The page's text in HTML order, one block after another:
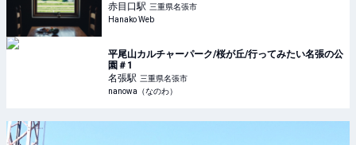
赤目口駅 三重県名張市
Hanako Web
平尾山カルチャーパーク/桜が丘/行ってみたい名張の公
園＃1
名張駅 三重県名張市
nanowa（なのわ）